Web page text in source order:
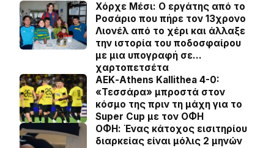
Χόρχε Μέσι: Ο εργάτης από το
Ροσάριο που πήρε τον 13χρονο
Λιονέλ από το χέρι και άλλαξε
την ιστορία του ποδοσφαίρου
με μια υπογραφή σε…
χαρτοπετσέτα
ΑΕΚ-Athens Kallithea 4-0:
«Τεσσάρα» μπροστά στον
κόσμο της πριν τη μάχη για το
Super Cup με τον ΟΦΗ
ΟΦΗ: Ένας κάτοχος εισιτηρίου
διαρκείας είναι μόλις 2 μηνών